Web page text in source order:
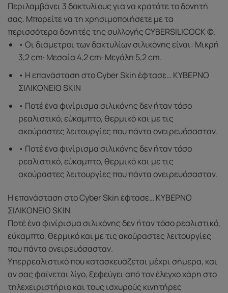
Περιλαμβάνει 3 δακτυλίους για να κρατάτε το δονητή
σας. Μπορείτε να τη χρησιμοποιήσετε με τα
περισσότερα δονητές της συλλογής CYBERSILICOCK ©.
• Οι διάμετροι των δακτυλίων σιλικόνης είναι: Μικρή
3,2 cm· Μεσαία 4,2 cm· Μεγάλη 5,2 cm.
• Η επανάσταση στο Cyber ​​Skin έφτασε… ΚΥΒΕΡΝΟ
ΣΙΛΙΚΟΝΕΙΟ SKIN
• Ποτέ ένα φινίρισμα σιλικόνης δεν ήταν τόσο
ρεαλιστικό, εύκαμπτο, θερμικό και με τις
ακούραστες λειτουργίες που πάντα ονειρευόσασταν.
• Ποτέ ένα φινίρισμα σιλικόνης δεν ήταν τόσο
ρεαλιστικό, εύκαμπτο, θερμικό και με τις
ακούραστες λειτουργίες που πάντα ονειρευόσασταν.
Η επανάσταση στο Cyber ​​Skin έφτασε… ΚΥΒΕΡΝΟ
ΣΙΛΙΚΟΝΕΙΟ SKIN
Ποτέ ένα φινίρισμα σιλικόνης δεν ήταν τόσο ρεαλιστικό,
εύκαμπτο, θερμικό και με τις ακούραστες λειτουργίες
που πάντα ονειρευόσασταν.
Υπερρεαλιστικό που κατασκευάζεται μέχρι σήμερα, και
αν σας φαίνεται λίγο, ξεφεύγει από τον έλεγχο χάρη στο
τηλεχειριστήριο και τους ισχυρούς κινητήρες